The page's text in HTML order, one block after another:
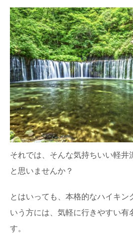
それでは、そんな気持ちいい軽井
と思いませんか？
とはいっても、本格的なハイキン
いう方には、気軽に行きやすい有
す。